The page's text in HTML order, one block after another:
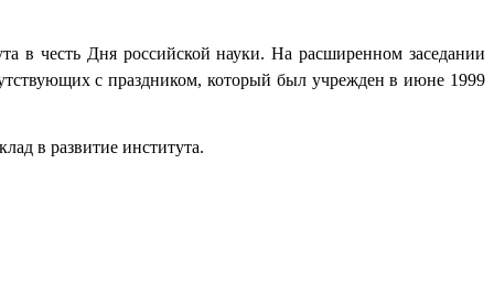
в честь Дня российской науки. На расширенном заседании
с праздником, который был учрежден в июне 1999
в развитие института.